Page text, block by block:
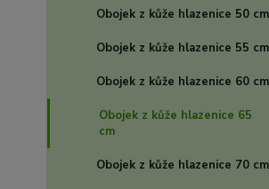
Obojek z kůže hlazenice 50 cm
Obojek z kůže hlazenice 55 cm
Obojek z kůže hlazenice 60 cm
Obojek z kůže hlazenice 65
cm
Obojek z kůže hlazenice 70 cm